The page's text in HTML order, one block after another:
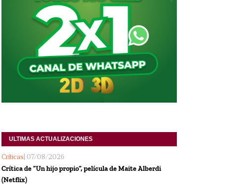
ULTIMAS ACTUALIZACIONES
Críticas | 07/08/2026
Crítica de “Un hijo propio”, película de Maite Alberdi
(Netflix)